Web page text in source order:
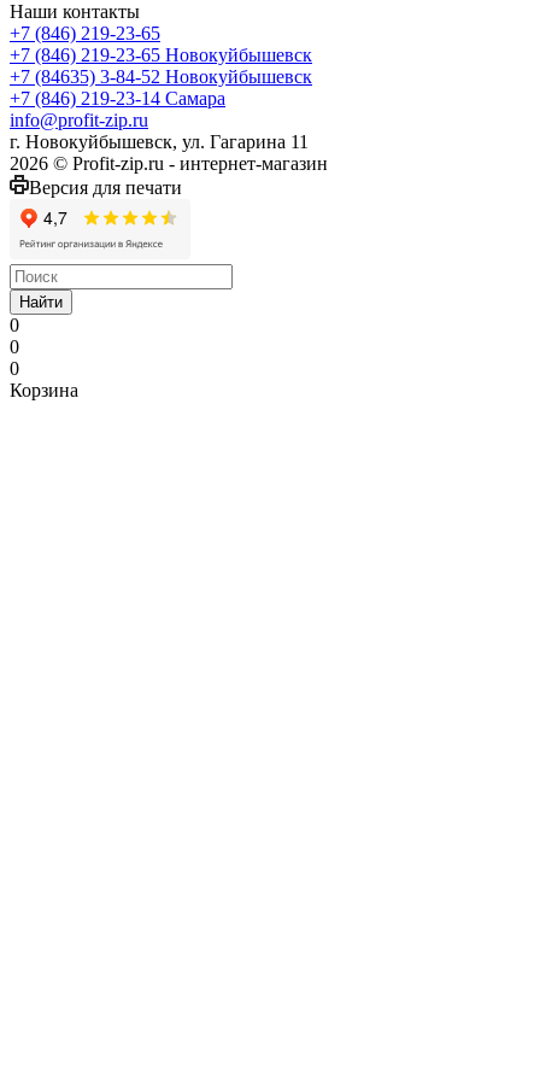
Наши контакты
+7 (846) 219-23-65
+7 (846) 219-23-65 Новокуйбышевск
+7 (84635) 3-84-52 Новокуйбышевск
+7 (846) 219-23-14 Самара
info@profit-zip.ru
г. Новокуйбышевск, ул. Гагарина 11
2026 © Profit-zip.ru - интернет-магазин
Версия для печати
Найти
0
0
0
Корзина